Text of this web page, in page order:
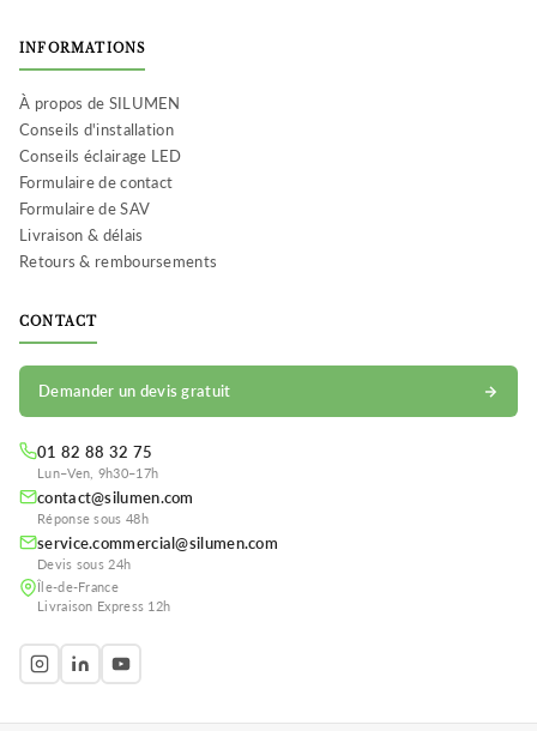
INFORMATIONS
À propos de SILUMEN
Conseils d'installation
Conseils éclairage LED
Formulaire de contact
Formulaire de SAV
Livraison & délais
Retours & remboursements
CONTACT
Demander un devis gratuit
01 82 88 32 75
Lun–Ven, 9h30–17h
contact@silumen.com
Réponse sous 48h
service.commercial@silumen.com
Devis sous 24h
Île-de-France
Livraison Express 12h